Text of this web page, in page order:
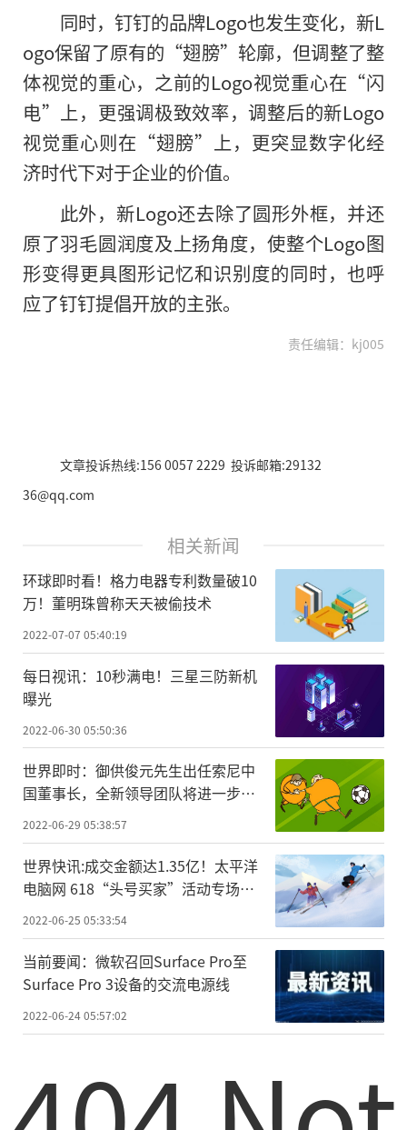
同时，钉钉的品牌Logo也发生变化，新L
ogo保留了原有的“翅膀”轮廓，但调整了整
体视觉的重心，之前的Logo视觉重心在“闪
电”上，更强调极致效率，调整后的新Logo
视觉重心则在“翅膀”上，更突显数字化经
济时代下对于企业的价值。
此外，新Logo还去除了圆形外框，并还
原了羽毛圆润度及上扬角度，使整个Logo图
形变得更具图形记忆和识别度的同时，也呼
应了钉钉提倡开放的主张。
责任编辑：kj005
文章投诉热线:156 0057 2229 投诉邮箱:29132
36@qq.com
相关新闻
环球即时看！格力电器专利数量破10
万！董明珠曾称天天被偷技术
2022-07-07 05:40:19
每日视讯：10秒满电！三星三防新机
曝光
2022-06-30 05:50:36
世界即时：御供俊元先生出任索尼中
国董事长，全新领导团队将进一步强
化中国市场战略地位
2022-06-29 05:38:57
世界快讯:成交金额达1.35亿！太平洋
电脑网 618“头号买家”活动专场收
官
2022-06-25 05:33:54
当前要闻：微软召回Surface Pro至
Surface Pro 3设备的交流电源线
2022-06-24 05:57:02